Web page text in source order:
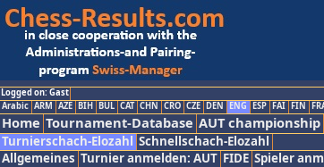
Logged on: Gast
Arabic ARM AZE BIH BUL CAT CHN CRO CZE DEN ENG ESP FAI FIN
Home Tournament-Database AUT championship
Turnierschach-Elozahl Schnellschach-Elozahl
Allgemeines Turnier anmelden: AUT FIDE Spieler